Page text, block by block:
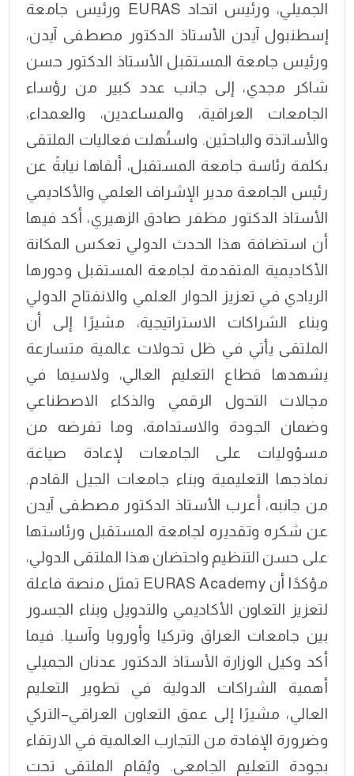
الجميلي، ورئيس اتحاد EURAS ورئيس جامعة
إسطنبول آيدن الأستاذ الدكتور مصطفى آيدن،
ورئيس جامعة المستقبل الأستاذ الدكتور حسن
شاكر مجدي، إلى جانب عدد كبير من رؤساء
الجامعات العراقية، والمساعدين، والعمداء،
والأساتذة والباحثين. واستُهلت فعاليات الملتقى
بكلمة رئاسة جامعة المستقبل، ألقاها نيابةً عن
رئيس الجامعة مدير الإشراف العلمي والأكاديمي
الأستاذ الدكتور مظفر صادق الزهيري، أكد فيها
أن استضافة هذا الحدث الدولي تعكس المكانة
الأكاديمية المتقدمة لجامعة المستقبل ودورها
الريادي في تعزيز الحوار العلمي والانفتاح الدولي
وبناء الشراكات الاستراتيجية، مشيرًا إلى أن
الملتقى يأتي في ظل تحولات عالمية متسارعة
يشهدها قطاع التعليم العالي، ولاسيما في
مجالات التحول الرقمي والذكاء الاصطناعي
وضمان الجودة والاستدامة، وما تفرضه من
مسؤوليات على الجامعات لإعادة صياغة
نماذجها التعليمية وبناء جامعات الجيل القادم.
من جانبه، أعرب الأستاذ الدكتور مصطفى آيدن
عن شكره وتقديره لجامعة المستقبل ورئاستها
على حسن التنظيم واحتضان هذا الملتقى الدولي،
مؤكدًا أن EURAS Academy تمثل منصة فاعلة
لتعزيز التعاون الأكاديمي والتدويل وبناء الجسور
بين جامعات العراق وتركيا وأوروبا وآسيا. فيما
أكد وكيل الوزارة الأستاذ الدكتور عدنان الجميلي
أهمية الشراكات الدولية في تطوير التعليم
العالي، مشيرًا إلى عمق التعاون العراقي–التركي
وضرورة الإفادة من التجارب العالمية في الارتقاء
بجودة التعليم الجامعي. ويُقام الملتقى تحت